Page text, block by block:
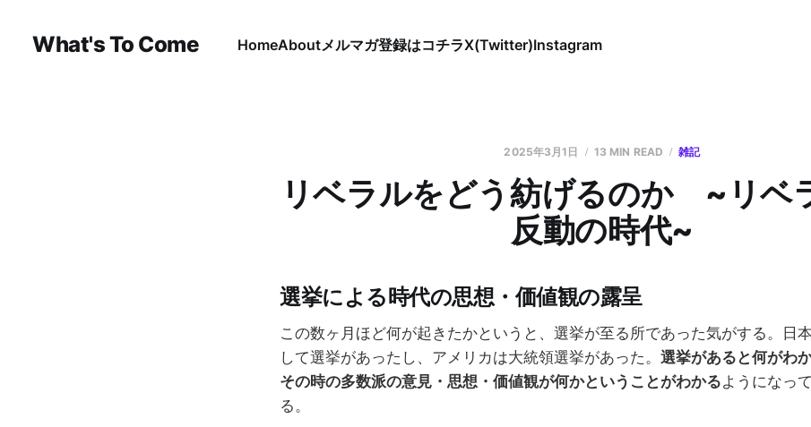
What's To Come HomeAboutメルマガ登録はコチラX(Twitter)Instagram
2025年3月1日 13 MIN READ 雑記
リベラルをどう紡げるのか ~リベ
反動の時代~
選挙による時代の思想・価値観の露呈
この数ヶ月ほど何が起きたかというと、選挙が至る所であった気がする。日
して選挙があったし、アメリカは大統領選挙があった。 選挙があると何がわ
その時の多数派の意見・思想・価値観が何かということがわかるようになっ
る。